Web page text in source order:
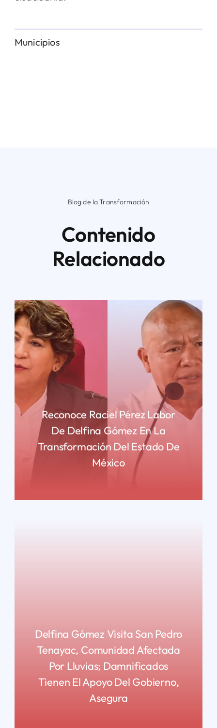
Municipios
Blog de la Transformación
Contenido
Relacionado
Reconoce Raciel Pérez Labor
De Delfina Gómez En La
Transformación Del Estado De
México
Delfina Gómez Visita San Pedro
Tenayac, Comunidad Afectada
Por Lluvias; Damnificados
Tienen El Apoyo Del Gobierno,
Asegura